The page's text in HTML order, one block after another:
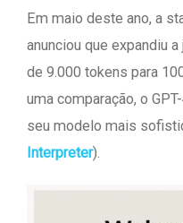
Em maio deste ano, a
anunciou que expandiu
de 9.000 tokens para
uma comparação, o
seu modelo mais
Interpreter).